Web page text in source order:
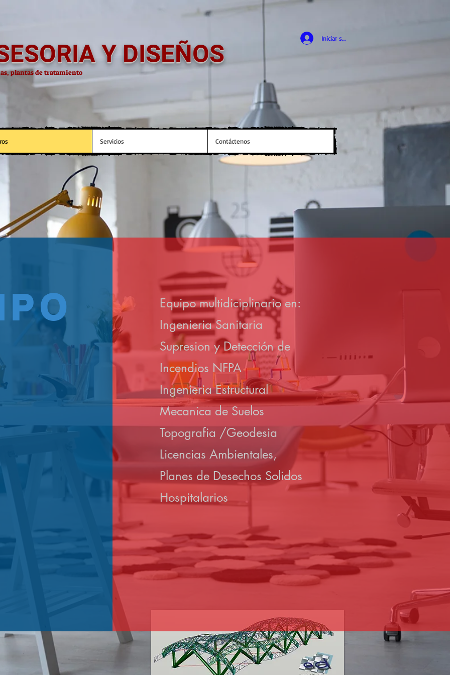
Y DISEÑOS
plantas de tratamiento
Iniciar sesión
Servicios Contáctenos
Equipo multidiciplinario en:
Ingenieria Sanitaria
Supresion y Detección de
Incendios NFPA
Ingenieria Estructural
Mecanica de Suelos
Topografia /Geodesia
Licencias Ambientales,
Planes de Desechos Solidos
Hospitalarios